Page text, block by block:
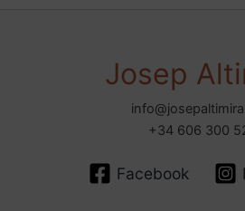
Josep
+34 606 300
Facebook